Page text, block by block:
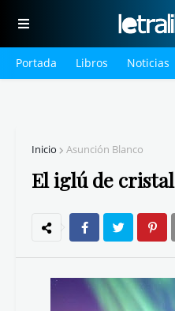
Portada Libros Noticias
Inicio Asunción Blanco
El iglú de cristal